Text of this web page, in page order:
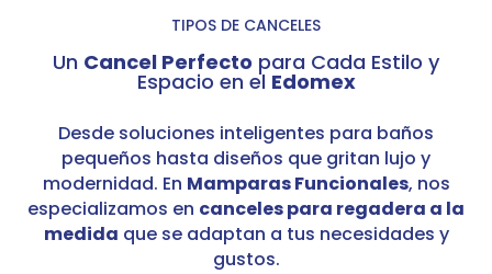
TIPOS DE CANCELES
Un Cancel Perfecto para Cada Estilo y
Espacio en el Edomex
Desde soluciones inteligentes para baños
pequeños hasta diseños que gritan lujo y
modernidad. En Mamparas Funcionales, nos
especializamos en canceles para regadera a la
medida que se adaptan a tus necesidades y
gustos.